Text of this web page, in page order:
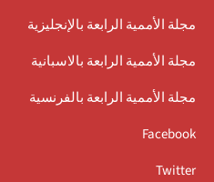
مجلة الأممية الرابعة بالإنجليزية
مجلة الأممية الرابعة بالاسبانية
مجلة الأممية الرابعة بالفرنسية
Facebook
Twitter